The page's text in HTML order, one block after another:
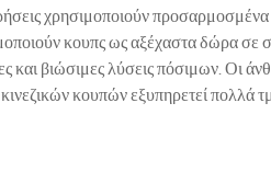
χρησιμοποιούν
κουπς ως αξέχαστα δώρα σε
και βιώσιμες λύσεις πόσιμων. Οι
κουπών εξυπηρετεί πολλά